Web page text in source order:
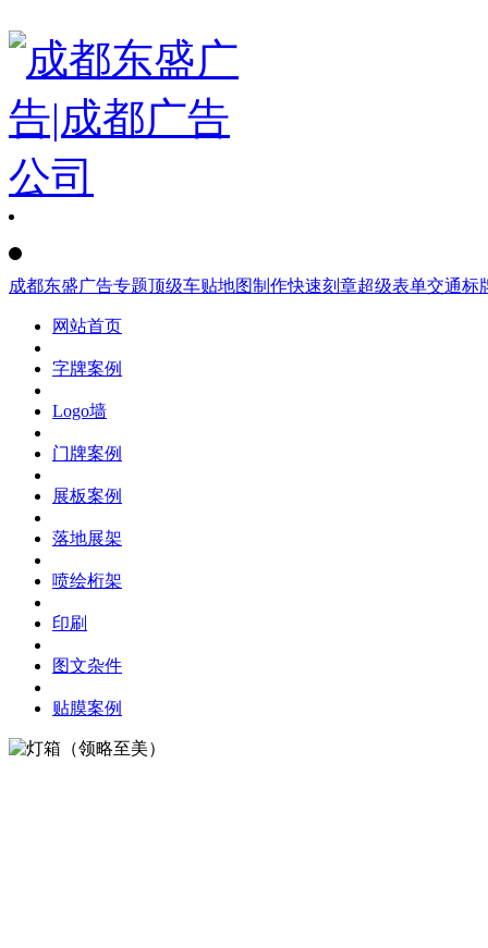
成都东盛广告专题顶级车贴地图制作快速刻章超级表单交通标
网站首页
字牌案例
Logo墙
门牌案例
展板案例
落地展架
喷绘桁架
印刷
图文杂件
贴膜案例